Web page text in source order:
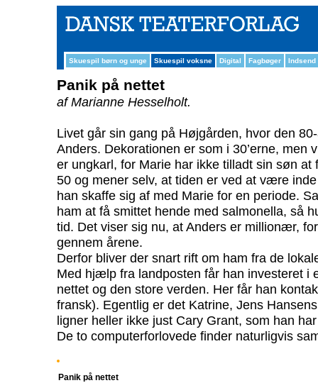
Skuespil børn og unge Skuespil voksne Digital Fagbøger Indsend
Panik på nettet
af Marianne Hesselholt.
Livet går sin gang på Højgården, hvor den
Anders. Dekorationen er som i 30’erne, men
er ungkarl, for Marie har ikke tilladt sin søn at
50 og mener selv, at tiden er ved at være
han skaffe sig af med Marie for en periode.
ham at få smittet hende med salmonella, så
tid. Det viser sig nu, at Anders er millionær,
gennem årene.
Derfor bliver der snart rift om ham fra de
Med hjælp fra landposten får han investeret i
nettet og den store verden. Her får han
fransk). Egentlig er det Katrine, Jens
ligner heller ikke just Cary Grant, som han
De to computerforlovede finder naturligvis
Panik på nettet